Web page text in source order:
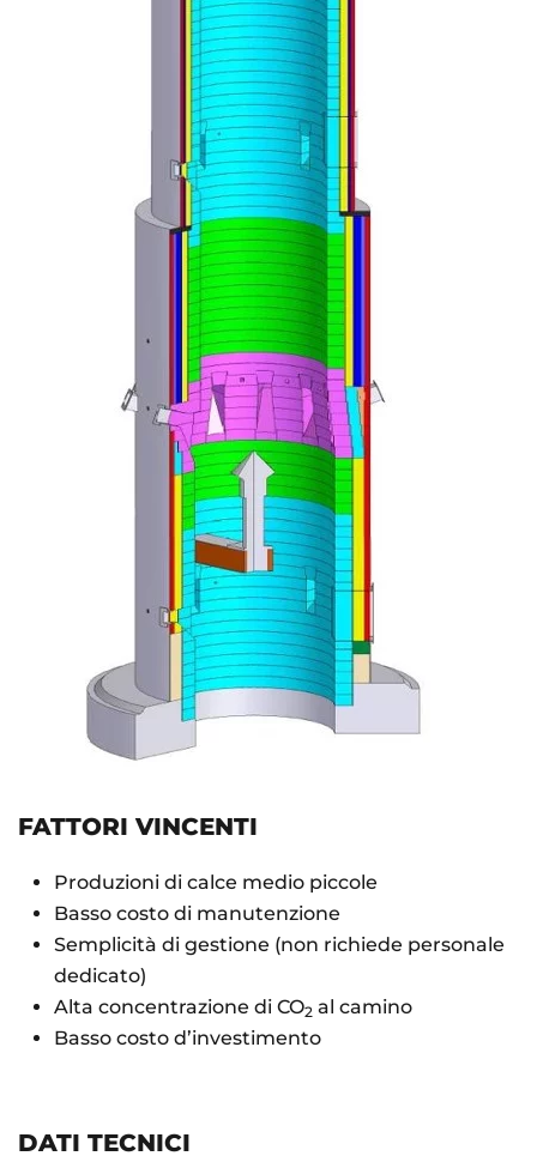
FATTORI VINCENTI
Produzioni di calce medio piccole
Basso costo di manutenzione
Semplicità di gestione (non richiede personale
dedicato)
Alta concentrazione di CO2 al camino
Basso costo d’investimento
DATI TECNICI